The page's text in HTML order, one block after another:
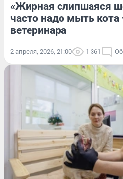
«Жирная слипшаяся
часто надо мыть кота
ветеринара
2 апреля, 2026, 21:00 1 361